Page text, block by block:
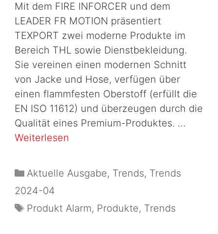
Mit dem FIRE INFORCER und dem
LEADER FR MOTION präsentiert
TEXPORT zwei moderne Produkte im
Bereich THL sowie Dienstbekleidung.
Sie vereinen einen modernen Schnitt
von Jacke und Hose, verfügen über
einen flammfesten Oberstoff (erfüllt die
EN ISO 11612) und überzeugen durch die
Qualität eines Premium-Produktes. …
Weiterlesen
Aktuelle Ausgabe, Trends, Trends
2024-04
Produkt Alarm, Produkte, Trends